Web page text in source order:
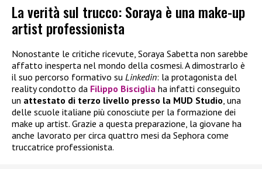
La verità sul trucco: Soraya è una make-up
artist professionista
Nonostante le critiche ricevute, Soraya Sabetta non sarebbe
affatto inesperta nel mondo della cosmesi. A dimostrarlo è
il suo percorso formativo su Linkedin: la protagonista del
reality condotto da Filippo Bisciglia ha infatti conseguito
un attestato di terzo livello presso la MUD Studio , una
delle scuole italiane più conosciute per la formazione dei
make up artist. Grazie a questa preparazione, la giovane ha
anche lavorato per circa quattro mesi da Sephora come
truccatrice professionista.